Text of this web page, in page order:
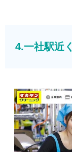
4.一社駅近